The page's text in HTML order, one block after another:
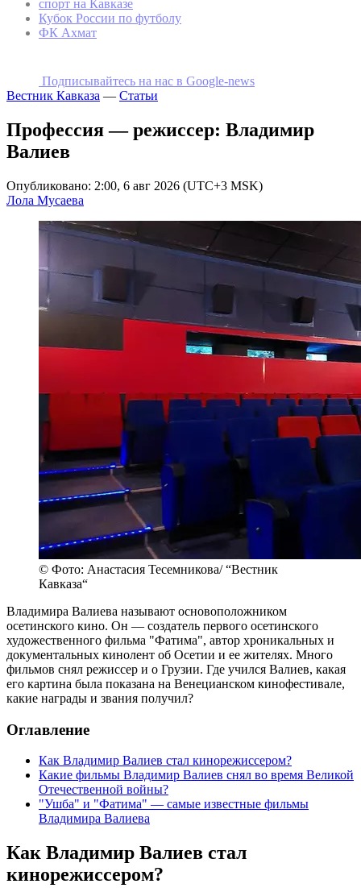
спорт на Кавказе
Кубок России по футболу
ФК Ахмат
Подписывайтесь на наc в Google-news
Вестник Кавказа — Статьи
Профессия — режиссер: Владимир
Валиев
Опубликовано: 2:00, 6 авг 2026 (UTC+3 MSK)
Лола Мусаева
© Фото: Анастасия Тесемникова/ “Вестник
Кавказа“
Владимира Валиева называют основоположником
осетинского кино. Он — создатель первого осетинского
художественного фильма "Фатима", автор хроникальных и
документальных кинолент об Осетии и ее жителях. Много
фильмов снял режиссер и о Грузии. Где учился Валиев, какая
его картина была показана на Венецианском кинофестивале,
какие награды и звания получил?
Оглавление
Как Владимир Валиев стал кинорежиссером?
Какие фильмы Владимир Валиев снял во время Великой
Отечественной войны?
"Ушба" и "Фатима" — самые известные фильмы
Владимира Валиева
Как Владимир Валиев стал
кинорежиссером?